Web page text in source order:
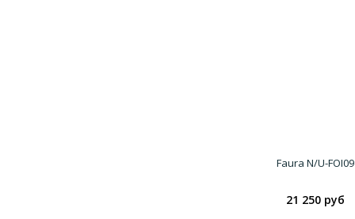
Faura N/U-FOI09
21 250 руб